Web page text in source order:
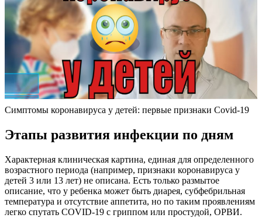
Cимптомы коронавируса у детей: первые признаки Covid-19
Этапы развития инфекции по дням
Характерная клиническая картина, единая для определенного
возрастного периода (например, признаки коронавируса у
детей 3 или 13 лет) не описана. Есть только размытое
описание, что у ребенка может быть диарея, субфебрильная
температура и отсутствие аппетита, но по таким проявлениям
легко спутать COVID-19 с гриппом или простудой, ОРВИ.